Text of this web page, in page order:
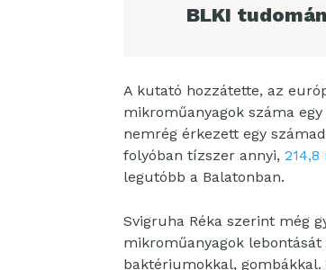
BLKI
A kutató hozzátette, az
mikroműanyagok száma
nemrég érkezett egy
folyóban tízszer annyi,
legutóbb a Balatonban.
Svigruha Réka szerint még
mikroműanyagok
baktériumokkal,